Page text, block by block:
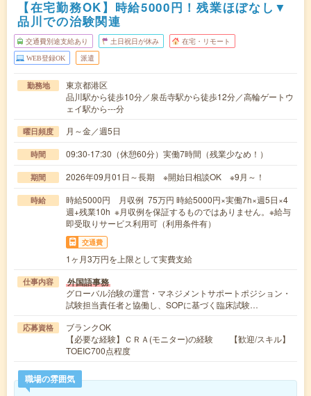
【在宅勤務OK】時給5000円！残業ほぼなし▼
品川での治験関連
交通費別途支給あり 土日祝日が休み 在宅・リモート
WEB登録OK 派遣
勤務地
東京都港区
品川駅から徒歩10分／泉岳寺駅から徒歩12分／高輪ゲートウ
ェイ駅から---分
曜日頻度 月～金／週5日
時間 09:30-17:30（休憩60分）実働7時間（残業少なめ！）
期間 2026年09月01日～長期 ※開始日相談OK ※9月～！
時給
時給5000円 月収例 75万円 時給5000円×実働7h×週5日×4
週+残業10h ※月収例を保証するものではありません。※給与
即受取りサービス利用可（利用条件有）
交通費
1ヶ月3万円を上限として実費支給
仕事内容 外国語事務
グローバル治験の運営・マネジメントサポートポジション・
試験担当責任者と協働し、SOPに基づく臨床試験…
応募資格
ブランクOK
【必要な経験】ＣＲＡ(モニター)の経験 【歓迎/スキル】
TOEIC700点程度
職場の雰囲気